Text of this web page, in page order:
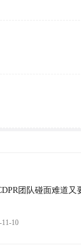
团队碰面难道又
11-10